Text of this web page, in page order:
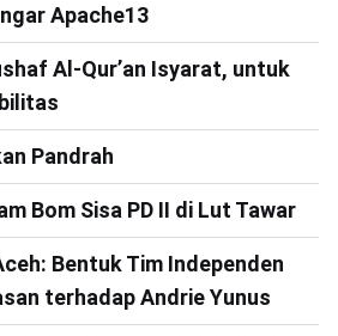
Apache13
Al-Qur’an Isyarat, untuk
Pandrah
Bom Sisa PD II di Lut Tawar
Bentuk Tim Independen
terhadap Andrie Yunus